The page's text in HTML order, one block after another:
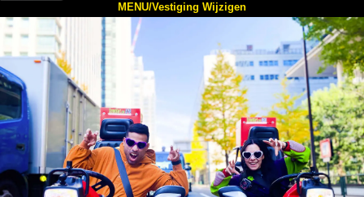
MENU/Vestiging Wijzigen
Over Ons Specificaties Prijs
Bereikbaarheid Veelgestelde Vragen
Bedrijf Reserveren
Vestiging Wijzigen
Tokio Shinagawa Tokio Akihabara#1
Tokio Akihabara#2 Tokio Shibuya